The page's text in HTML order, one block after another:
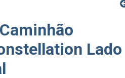
Lado